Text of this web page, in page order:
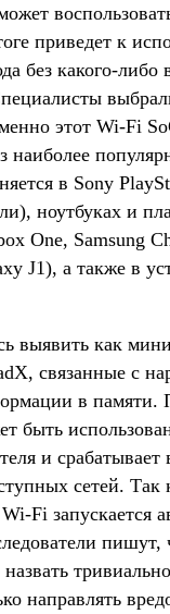
приведет к
без какого-либо
этот Wi-Fi
наиболее
в Sony
ноутбуках и
One, Samsung
J1), а также в
выявить как
связанные с
в памяти.
быть
и срабатывает
сетей. Так
Fi запускается
пишут,
назвать
направлять